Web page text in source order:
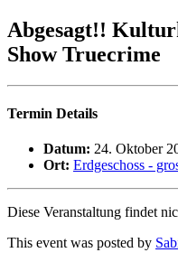
Abgesagt!!
Show Truecrime
Termin Details
Datum: 24. Oktober
Ort: Erdgeschoss -
Diese Veranstaltung findet
This event was posted by